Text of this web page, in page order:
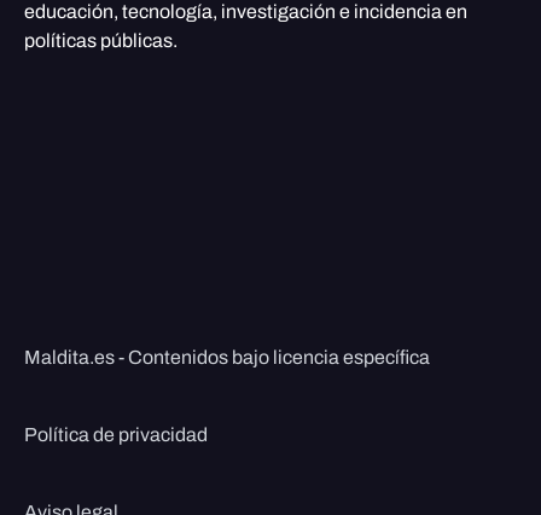
educación, tecnología, investigación e incidencia en
políticas públicas.
Maldita.es - Contenidos bajo licencia específica
Política de privacidad